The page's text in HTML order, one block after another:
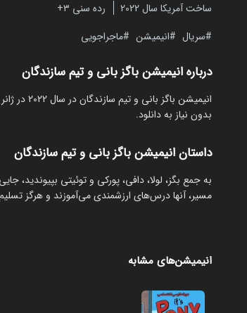
ساخت آمریکا سال 2022
رده سنی ۳+
سریال
انیمیشن ماجراجویی
درباره انیمیشن باگز بانی و تیم سازندگان
بدون نیاز به دانلود.
داستان انیمیشن باگز بانی و تیم سازندگان
به جمع بگز، لولا، دافی، پورکی و توئیتی بپیوندید،
مسیر، آنها درس‌های ارزشمندی می‌آموزند و هرگز تسلیم
انیمیشن‌های مشابه